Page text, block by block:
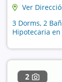
Ver
3 Dorms, 2
Hipotecaria en
2